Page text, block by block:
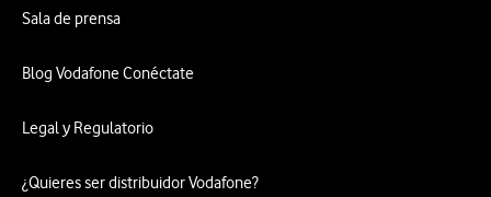
Sala de prensa
Blog Vodafone Conéctate
Legal y Regulatorio
¿Quieres ser distribuidor Vodafone?